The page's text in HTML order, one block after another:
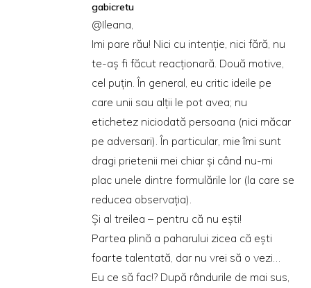
gabicretu
@Ileana,
Imi pare rău! Nici cu intenţie, nici fără, nu
te-aş fi făcut reacţionară. Două motive,
cel puţin. În general, eu critic ideile pe
care unii sau alţii le pot avea; nu
etichetez niciodată persoana (nici măcar
pe adversari). În particular, mie îmi sunt
dragi prietenii mei chiar şi când nu-mi
plac unele dintre formulările lor (la care se
reducea observaţia).
Şi al treilea – pentru că nu eşti!
Partea plină a paharului zicea că eşti
foarte talentată, dar nu vrei să o vezi…
Eu ce să fac!? După rândurile de mai sus,